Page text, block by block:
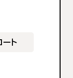
ート